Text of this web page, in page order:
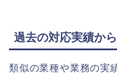
過去の対応実績か
類似の業種や業務の実